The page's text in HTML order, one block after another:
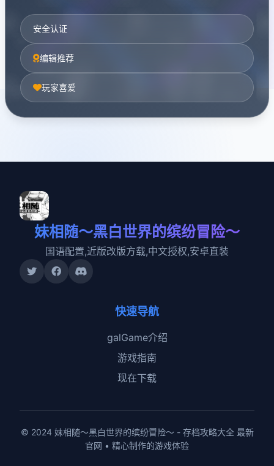
安全认证
编辑推荐
玩家喜爱
妹相随～黑白世界的缤纷冒险～
国语配置,近版改版方载,中文授权,安卓直装
快速导航
galGame介绍
游戏指南
现在下载
© 2024 妹相随～黑白世界的缤纷冒险～ - 存档攻略大全 最新
官网 • 精心制作的游戏体验